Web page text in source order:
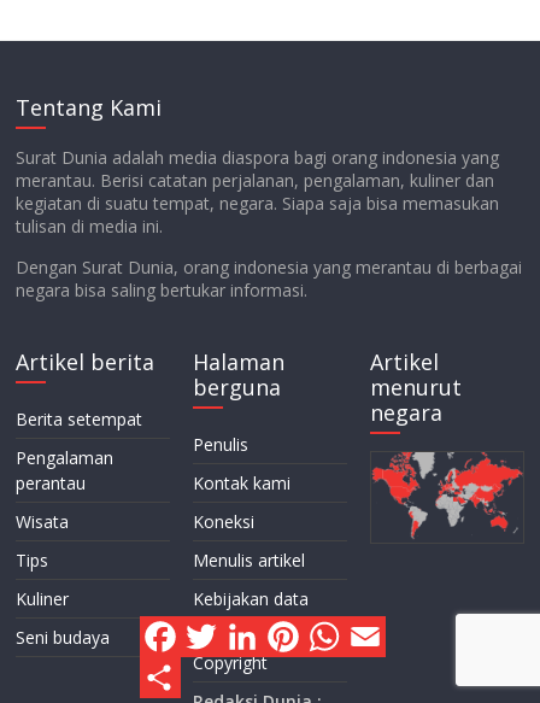
Tentang Kami
Surat Dunia adalah media diaspora bagi orang indonesia yang
merantau. Berisi catatan perjalanan, pengalaman, kuliner dan
kegiatan di suatu tempat, negara. Siapa saja bisa memasukan
tulisan di media ini.
Dengan Surat Dunia, orang indonesia yang merantau di berbagai
negara bisa saling bertukar informasi.
Artikel berita
Berita setempat
Pengalaman
perantau
Wisata
Tips
Kuliner
Seni budaya
Halaman
berguna
Penulis
Kontak kami
Koneksi
Menulis artikel
Kebijakan data
pribadi
Copyright
Artikel
menurut
negara
F
a
c
T
w
i
L
n
P
n
W
h
a